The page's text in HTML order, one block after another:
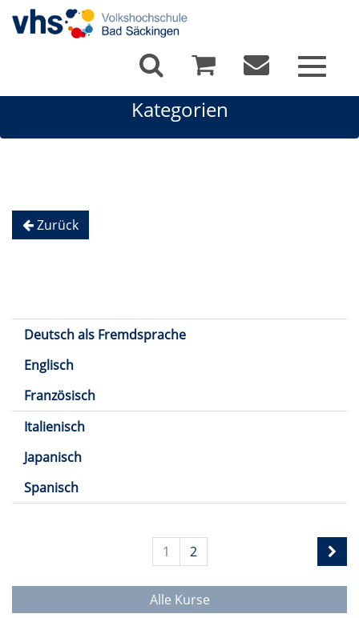
Toggle
Kategorien
Zurück
Deutsch als Fremdsprache
Englisch
Französisch
Italienisch
Japanisch
Spanisch
1 2
Alle Kurse